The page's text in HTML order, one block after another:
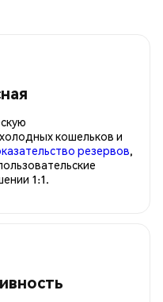
кошельков и
резервов,
1:1.